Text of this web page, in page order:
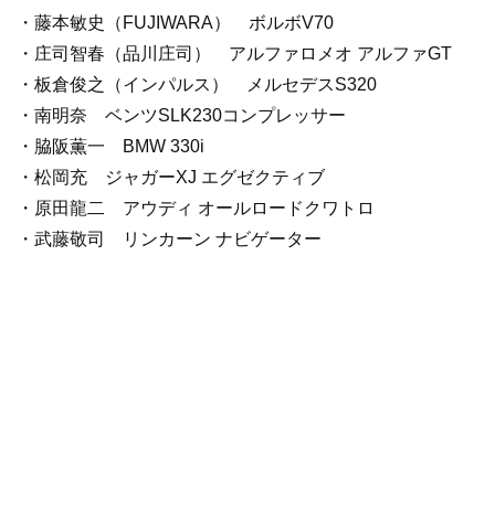
・藤本敏史（FUJIWARA） ボルボV70
・庄司智春（品川庄司） アルファロメオ アルファGT
・板倉俊之（インパルス） メルセデスS320
・南明奈 ベンツSLK230コンプレッサー
・脇阪薫一 BMW 330i
・松岡充 ジャガーXJ エグゼクティブ
・原田龍二 アウディ オールロードクワトロ
・武藤敬司 リンカーン ナビゲーター